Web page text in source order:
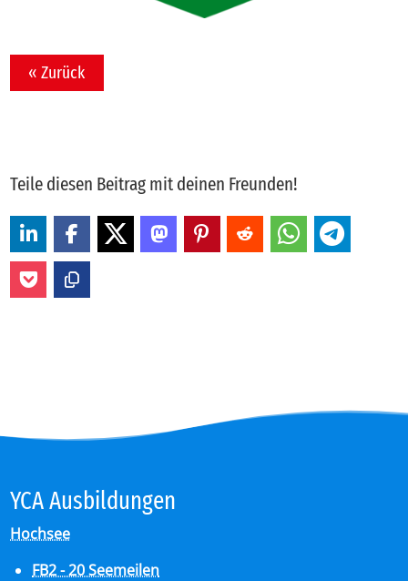
« Zurück
Teile diesen Beitrag mit deinen Freunden!
YCA Aus­bil­dun­gen
Hochsee
FB2 - 20 Seemeilen